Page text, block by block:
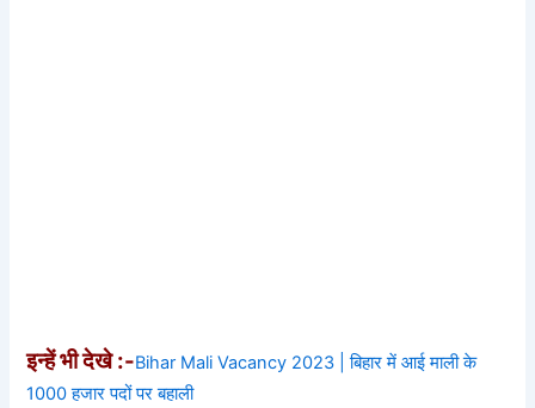
इन्हें भी देखे :-Bihar Mali Vacancy 2023 | बिहार में आई माली के
1000 हजार पदों पर बहाली